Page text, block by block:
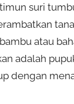
suri
atau
adalah
dengan